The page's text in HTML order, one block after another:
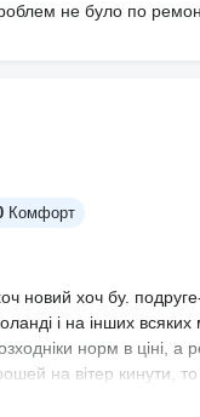
не було по
Комфорт
хоч бу. подруге-
і на інших
норм в ціні,
на вітер кинути,